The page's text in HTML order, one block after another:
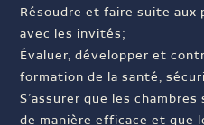
Résoudre et faire suite aux
avec les invités;
Évaluer, développer et
formation de la santé,
S’assurer que les
de manière efficace et que